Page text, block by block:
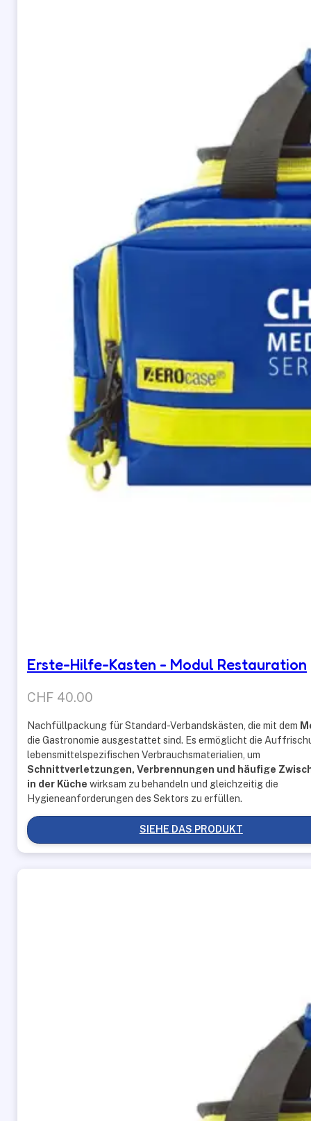
Erste-Hilfe-Kasten - Modul Restauration
CHF40.00
Nachfüllpackung für Standard-Verbandskästen, die mit dem
die Gastronomie ausgestattet sind. Es ermöglicht die
lebensmittelspezifischen Verbrauchsmaterialien, um
Schnittverletzungen, Verbrennungen und häufige
in der Küche wirksam zu behandeln und gleichzeitig die
Hygieneanforderungen des Sektors zu erfüllen.
SIEHE DAS PRODUKT